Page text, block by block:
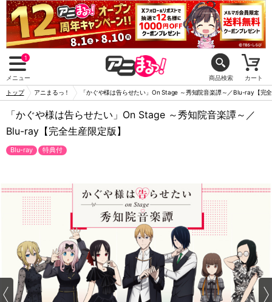
1
メニュー 商品検索 カート
トップ アニまるっ！ 「かぐや様は告らせたい」On Stage ～秀知院音楽譚～／Blu-ray【完
「かぐや様は告らせたい」On Stage ～秀知院音楽譚～／
Blu-ray【完全生産限定版】
Blu-ray 特典付